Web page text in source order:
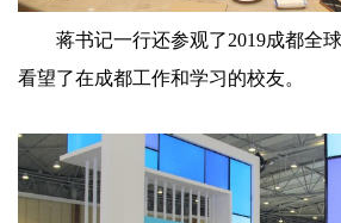
蒋书记一行还参观了2019成都全
看望了在成都工作和学习的校友。